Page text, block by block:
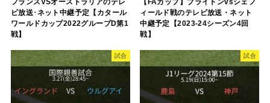
フランスVSオーストラリアのテレ
ビ放送･ネット中継予定【カタール
ワールドカップ2022グループD第1
戦】
【FAカップ】ブライトンvsシェフ
ィールド戦のテレビ放送・ネット
中継予定【2023-24シーズン4回
戦】
試合 試合